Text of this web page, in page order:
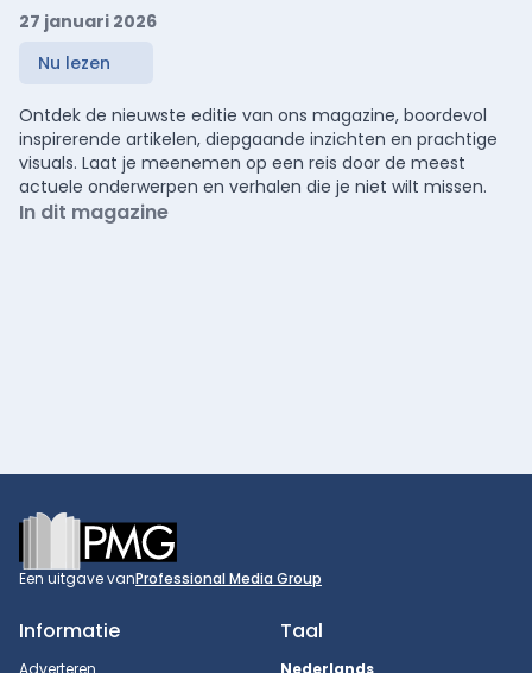
27 januari 2026
Nu lezen
Ontdek de nieuwste editie van ons magazine, boordevol
inspirerende artikelen, diepgaande inzichten en prachtige
visuals. Laat je meenemen op een reis door de meest
actuele onderwerpen en verhalen die je niet wilt missen.
In dit magazine
Footer
Een uitgave vanProfessional Media Group
Informatie
Adverteren
Taal
Nederlands